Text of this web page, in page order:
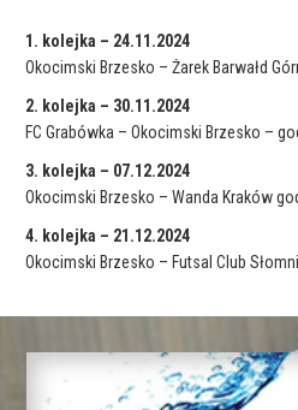
1. kolejka – 24.11.2024
Okocimski Brzesko – Żarek Barwałd
2. kolejka – 30.11.2024
FC Grabówka – Okocimski Brzesko –
3. kolejka – 07.12.2024
Okocimski Brzesko – Wanda Kraków
4. kolejka – 21.12.2024
Okocimski Brzesko – Futsal Club